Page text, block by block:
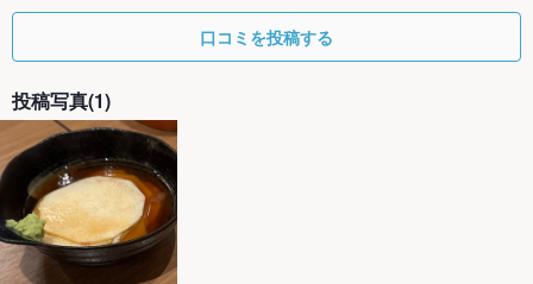
口コミを投稿する
投稿写真(1)